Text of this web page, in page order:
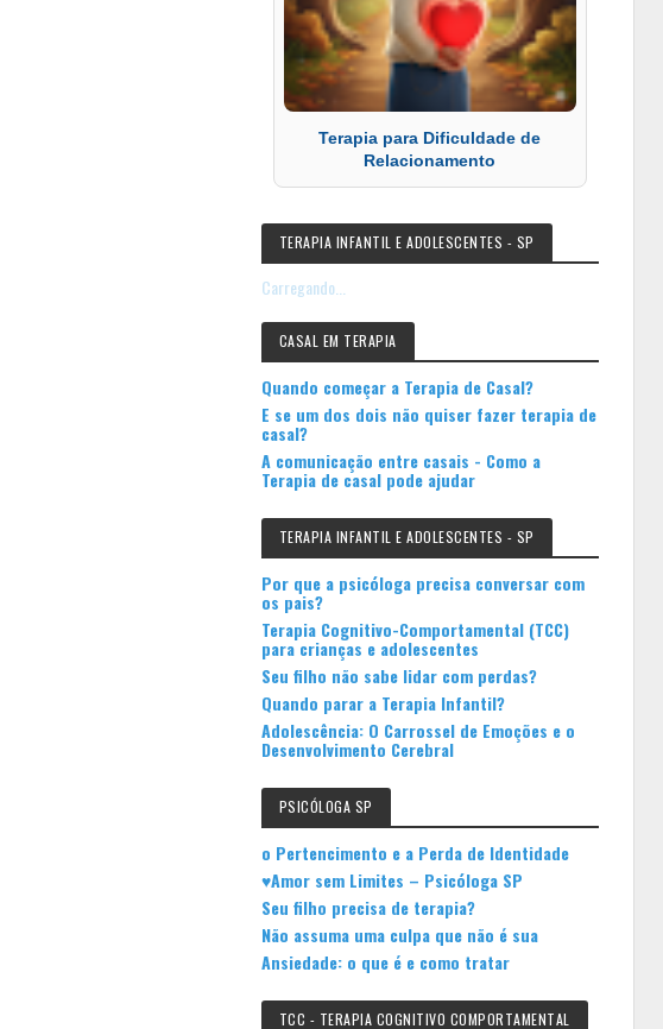
Terapia para Dificuldade de
Relacionamento
TERAPIA INFANTIL E ADOLESCENTES - SP
Carregando...
CASAL EM TERAPIA
Quando começar a Terapia de Casal?
E se um dos dois não quiser fazer terapia de
casal?
A comunicação entre casais - Como a
Terapia de casal pode ajudar
TERAPIA INFANTIL E ADOLESCENTES - SP
Por que a psicóloga precisa conversar com
os pais?
Terapia Cognitivo-Comportamental (TCC)
para crianças e adolescentes
Seu filho não sabe lidar com perdas?
Quando parar a Terapia Infantil?
Adolescência: O Carrossel de Emoções e o
Desenvolvimento Cerebral
PSICÓLOGA SP
o Pertencimento e a Perda de Identidade
♥Amor sem Limites – Psicóloga SP
Seu filho precisa de terapia?
Não assuma uma culpa que não é sua
Ansiedade: o que é e como tratar
TCC - TERAPIA COGNITIVO COMPORTAMENTAL